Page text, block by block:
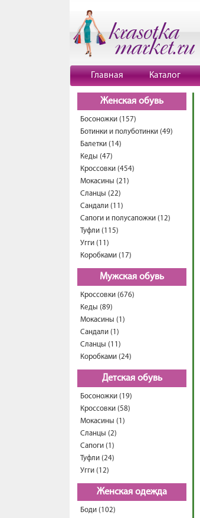
Главная Каталог
Женская обувь
Босоножки (157)
Ботинки и полуботинки (49)
Балетки (14)
Кеды (47)
Кроссовки (454)
Мокасины (21)
Сланцы (22)
Сандали (11)
Сапоги и полусапожки (12)
Туфли (115)
Угги (11)
Коробками (17)
Мужская обувь
Кроссовки (676)
Кеды (89)
Мокасины (1)
Сандали (1)
Сланцы (11)
Коробками (24)
Детская обувь
Босоножки (19)
Кроссовки (58)
Мокасины (1)
Сланцы (2)
Сапоги (1)
Туфли (24)
Угги (12)
Женская одежда
Боди (102)